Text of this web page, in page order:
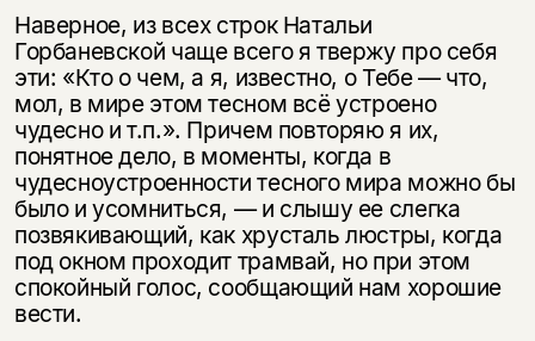
Наверное, из всех строк Натальи
Горбаневской чаще всего я твержу про себя
эти: «Кто о чем, а я, известно, о Тебе — что,
мол, в мире этом тесном всё устроено
чудесно и т.п.». Причем повторяю я их,
понятное дело, в мо­менты, когда в
чудесноустроенности тесного мира можно бы
было и усом­ниться, — и слышу ее слегка
позвякивающий, как хрусталь люстры, когда
под окном проходит трамвай, но при этом
спокойный голос, сообщающий нам хорошие
вести.